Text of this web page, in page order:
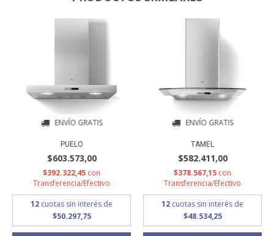
ENVÍO GRATIS
PUELO
$603.573,00
$392.322,45 con
Transferencia/Efectivo
12 cuotas sin interés de
$50.297,75
ENVÍO GRATIS
TAMEL
$582.411,00
$378.567,15 con
Transferencia/Efectivo
12 cuotas sin interés de
$48.534,25